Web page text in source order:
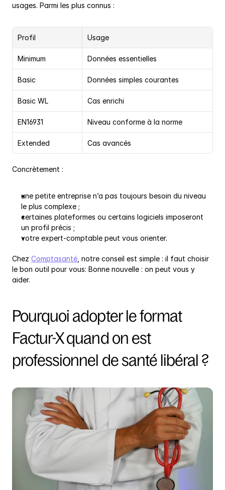
usages. Parmi les plus connus :
Profil Usage
Minimum Données essentielles
Basic Données simples courantes
Basic WL Cas enrichi
EN16931 Niveau conforme à la norme
Extended Cas avancés
Concrètement :
une petite entreprise n’a pas toujours besoin du niveau
le plus complexe ;
certaines plateformes ou certains logiciels imposeront
un profil précis ;
votre expert-comptable peut vous orienter.
Chez Comptasanté , notre conseil est simple : il faut choisir
le bon outil pour vous: Bonne nouvelle : on peut vous y
aider.
Pourquoi adopter le format
Factur-X quand on est
professionnel de santé libéral ?